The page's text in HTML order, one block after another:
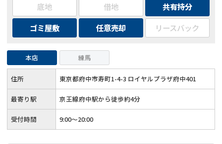
底地
借地
共有持分
ゴミ屋敷
任意売却 リースバック
本店 練馬
住所 東京都府中市寿町1-4-3 ロイヤルプラザ府中401
最寄り駅 京王線府中駅から徒歩約4分
受付時間 9:00～20:00